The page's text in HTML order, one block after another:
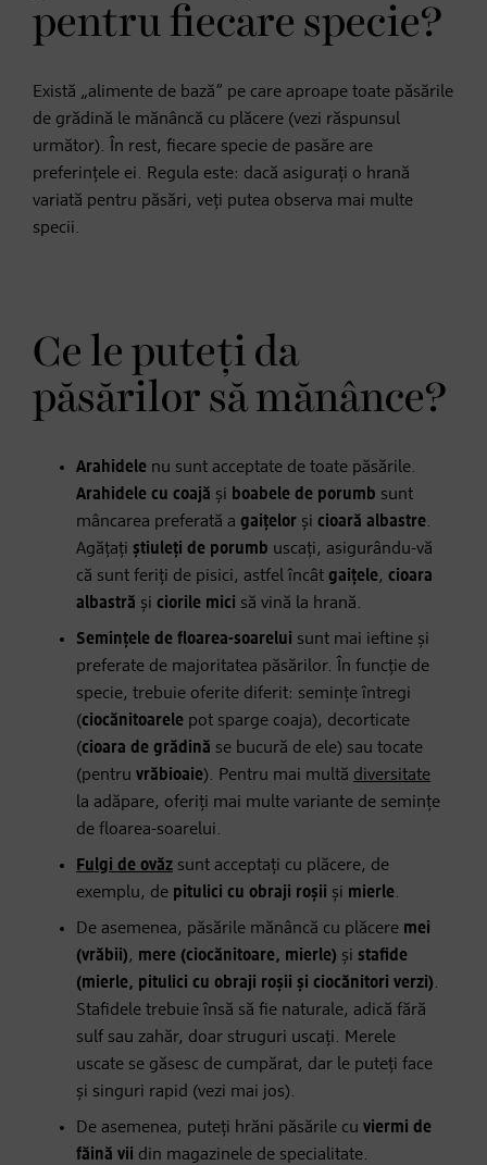
pentru fiecare specie?
Există „alimente de bază” pe care aproape toate păsările
de grădină le mănâncă cu plăcere (vezi răspunsul
următor). În rest, fiecare specie de pasăre are
preferințele ei. Regula este: dacă asigurați o hrană
variată pentru păsări, veți putea observa mai multe
specii.
Ce le puteți da
păsărilor să mănânce?
Arahidele nu sunt acceptate de toate păsările.
Arahidele cu coajă și boabele de porumb sunt
mâncarea preferată a gaițelor și cioară albastre.
Agățați știuleți de porumb uscați, asigurându-vă
că sunt feriți de pisici, astfel încât gaițele, cioara
albastră și ciorile mici să vină la hrană.
Semințele de floarea-soarelui sunt mai ieftine și
preferate de majoritatea păsărilor. În funcție de
specie, trebuie oferite diferit: semințe întregi
(ciocănitoarele pot sparge coaja), decorticate
(cioara de grădină se bucură de ele) sau tocate
(pentru vrăbioaie). Pentru mai multă diversitate
la adăpare, oferiți mai multe variante de semințe
de floarea-soarelui.
Fulgi de ovăz sunt acceptați cu plăcere, de
exemplu, de pitulici cu obraji roșii și mierle.
De asemenea, păsările mănâncă cu plăcere mei
(vrăbii), mere (ciocănitoare, mierle) și stafide
(mierle, pitulici cu obraji roșii și ciocănitori verzi).
Stafidele trebuie însă să fie naturale, adică fără
sulf sau zahăr, doar struguri uscați. Merele
uscate se găsesc de cumpărat, dar le puteți face
și singuri rapid (vezi mai jos).
De asemenea, puteți hrăni păsările cu viermi de
făină vii din magazinele de specialitate.